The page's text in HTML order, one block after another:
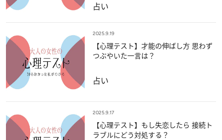
占い
2025.9.19
【心理テスト】才能の伸ばし方 思わず
つぶやいた一言は？
占い
2025.9.17
【心理テスト】もし失恋したら 接続ト
ラブルにどう対処する？